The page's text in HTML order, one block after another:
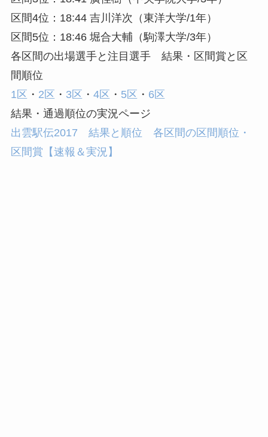
区間4位：18:44 吉川洋次（東洋大学/1年）
区間5位：18:46 堀合大輔（駒澤大学/3年）
各区間の出場選手と注目選手 結果・区間賞と区
間順位
1区 ・ 2区 ・ 3区 ・ 4区 ・ 5区 ・ 6区
結果・通過順位の実況ページ
出雲駅伝2017 結果と順位 各区間の区間順位・
区間賞【速報＆実況】